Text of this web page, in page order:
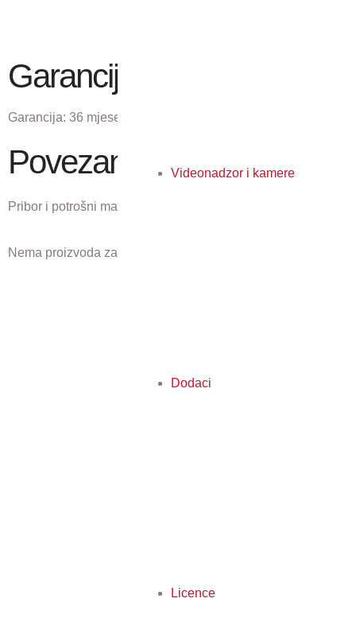
Videonadzor i kamere
Dodaci
Licence
Garancija
Garancija: 36 mjeseci
Povezani proizvodi
Pribor i potrošni materijal koji odgovaraju ovom proizvodu.
Nema proizvoda za prikaz.